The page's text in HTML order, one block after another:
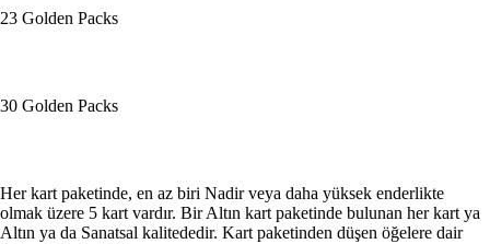
23 Golden Packs
30 Golden Packs
Mevcut eylemler
Her kart paketinde, en az biri Nadir veya daha yüksek enderlikte
olmak üzere 5 kart vardır. Bir Altın kart paketinde bulunan her kart ya
Altın ya da Sanatsal kalitededir. Kart paketinden düşen öğelere dair